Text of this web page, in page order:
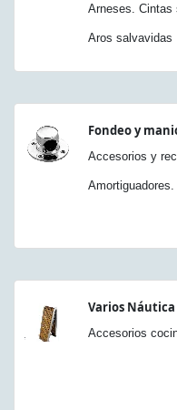
Arneses. Cintas
Aros salvavidas
Fondeo y
Accesorios y
Varios Náutica
Accesorios